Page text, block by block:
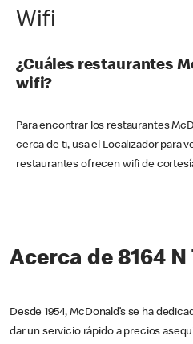
Wifi
¿Cuáles restaurantes
wifi?
Para encontrar los restaurantes
cerca de ti, usa el Localizador para
restaurantes ofrecen wifi de
Acerca de 8164
Desde 1954, McDonald’s se ha
dar un servicio rápido a precios